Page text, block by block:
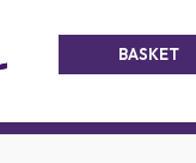
BASKET